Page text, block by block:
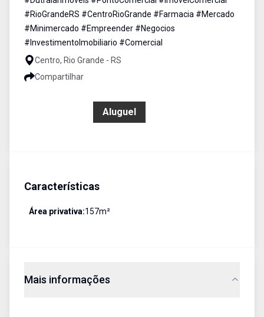
#RioGrandeRS #CentroRioGrande #Farmacia #Mercado
#Minimercado #Empreender #Negocios
#InvestimentoImobiliario #Comercial
Centro, Rio Grande - RS
Compartilhar
Aluguel
Características
Área privativa:157m²
Mais informações